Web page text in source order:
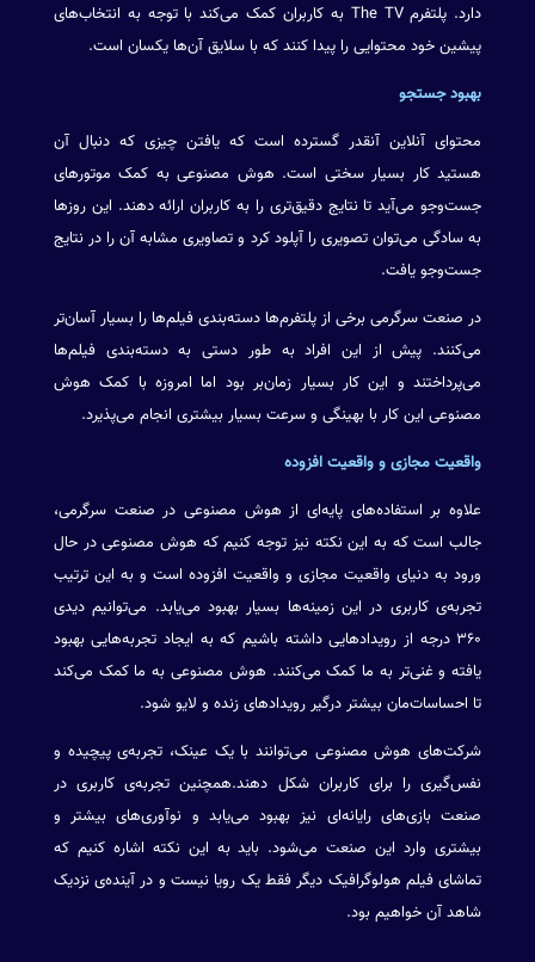
دارد. پلتفرم The TV به کاربران کمک می‌کند با توجه به انتخاب‌های
پیشین خود محتوایی را پیدا کنند که با سلایق آن‌ها یکسان است.
بهبود جستجو
محتوای آنلاین آنقدر گسترده است که یافتن چیزی که دنبال آن
هستید کار بسیار سختی است. هوش مصنوعی به کمک موتورهای
جست‌وجو می‌آید تا نتایج دقیق‌تری را به کاربران ارائه دهند. این روزها
به سادگی می‌توان تصویری را آپلود کرد و تصاویری مشابه آن را در نتایج
جست‌وجو یافت.
در صنعت سرگرمی برخی از پلتفرم‌ها دسته‌بندی فیلم‌ها را بسیار آسان‌تر
می‌کنند. پیش از این افراد به طور دستی به دسته‌بندی فیلم‌ها
می‌پرداختند و این کار بسیار زمان‌بر بود اما امروزه با کمک هوش
مصنوعی این کار با بهینگی و سرعت بسیار بیشتری انجام می‌پذیرد.
واقعیت مجازی و واقعیت افزوده
علاوه بر استفاده‌های پایه‌ای از هوش مصنوعی در صنعت سرگرمی،
جالب است که به این نکته نیز توجه کنیم که هوش مصنوعی در حال
ورود به دنیای واقعیت مجازی و واقعیت افزوده است و به این ترتیب
تجربه‌ی کاربری در این زمینه‌ها بسیار بهبود می‌یابد. می‌توانیم دیدی
۳۶۰ درجه از رویدادهایی داشته باشیم که به ایجاد تجربه‌هایی بهبود
یافته و غنی‌تر به ما کمک می‌کنند. هوش مصنوعی به ما کمک می‌کند
تا احساسات‌مان بیشتر درگیر رویدادهای زنده و لایو شود.
شرکت‌های هوش مصنوعی می‌توانند با یک عینک، تجربه‌ی پیچیده و
نفس‌گیری را برای کاربران شکل دهند.همچنین تجربه‌ی کاربری در
صنعت بازی‌های رایانه‌ای نیز بهبود می‌یابد و نوآوری‌های بیشتر و
بیشتری وارد این صنعت می‌شود. باید به این نکته اشاره کنیم که
تماشای فیلم هولوگرافیک دیگر فقط یک رویا نیست و در آینده‌ی نزدیک
شاهد آن خواهیم بود.